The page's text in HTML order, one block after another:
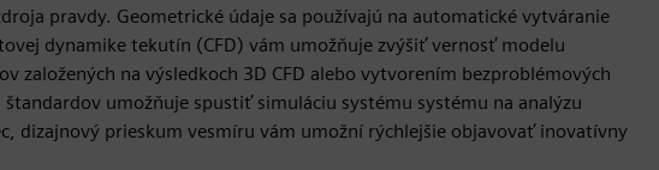
pravdy. Geometrické údaje sa používajú na automatické vytváranie
dynamike tekutín (CFD) vám umožňuje zvýšiť vernosť modelu
založených na výsledkoch 3D CFD alebo vytvorením bezproblémových
umožňuje spustiť simuláciu systému systému na analýzu
dizajnový prieskum vesmíru vám umožní rýchlejšie objavovať inovatívny